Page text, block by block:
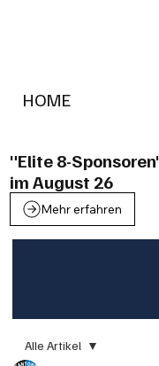
HOME
"Elite 8-
im August 26
Mehr erfahren
Alle Artikel